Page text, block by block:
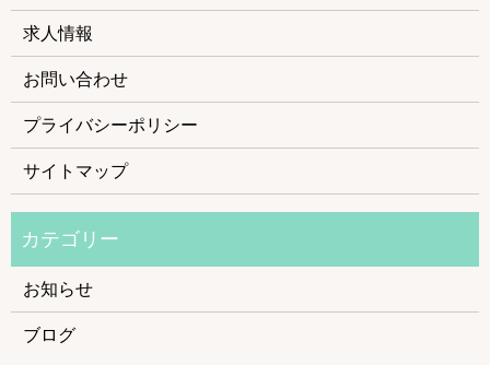
求人情報
お問い合わせ
プライバシーポリシー
サイトマップ
お知らせ
ブログ